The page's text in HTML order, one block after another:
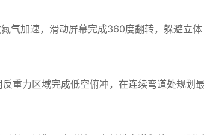
气加速，滑动屏幕完成360度翻转，躲避立体
重力区域完成低空俯冲，在连续弯道处规划